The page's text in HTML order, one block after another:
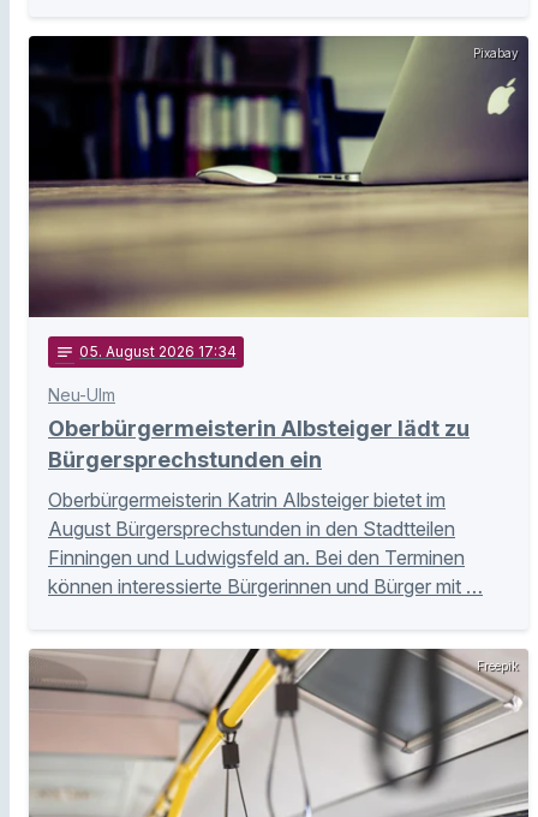
Pixabay
notes 05. August 2026 17:34
Neu-Ulm
Oberbürgermeisterin Albsteiger lädt zu
Bürgersprechstunden ein
Oberbürgermeisterin Katrin Albsteiger bietet im
August Bürgersprechstunden in den Stadtteilen
Finningen und Ludwigsfeld an. Bei den Terminen
können interessierte Bürgerinnen und Bürger mit …
Freepik